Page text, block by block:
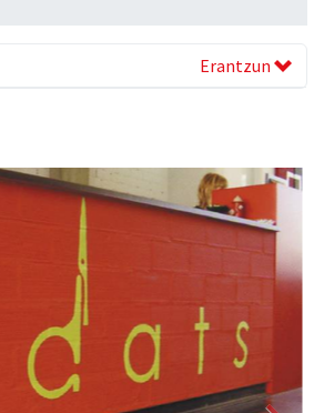
Erantzun